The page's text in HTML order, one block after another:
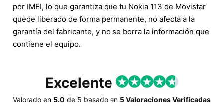
por IMEI, lo que garantiza que tu Nokia 113 de Movistar
quede liberado de forma permanente, no afecta a la
garantía del fabricante, y no se borra la información que
contiene el equipo.
Excelente
Valorado en 5.0 de 5 basado en 5 Valoraciones Verificadas